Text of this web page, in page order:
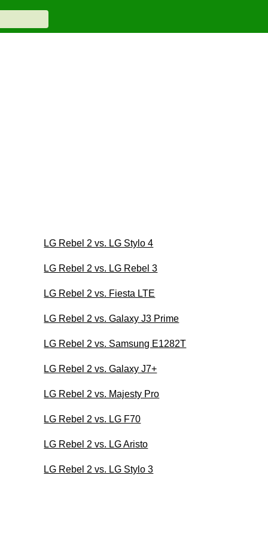
LG Rebel 2 vs. LG Stylo 4
LG Rebel 2 vs. LG Rebel 3
LG Rebel 2 vs. Fiesta LTE
LG Rebel 2 vs. Galaxy J3 Prime
LG Rebel 2 vs. Samsung E1282T
LG Rebel 2 vs. Galaxy J7+
LG Rebel 2 vs. Majesty Pro
LG Rebel 2 vs. LG F70
LG Rebel 2 vs. LG Aristo
LG Rebel 2 vs. LG Stylo 3